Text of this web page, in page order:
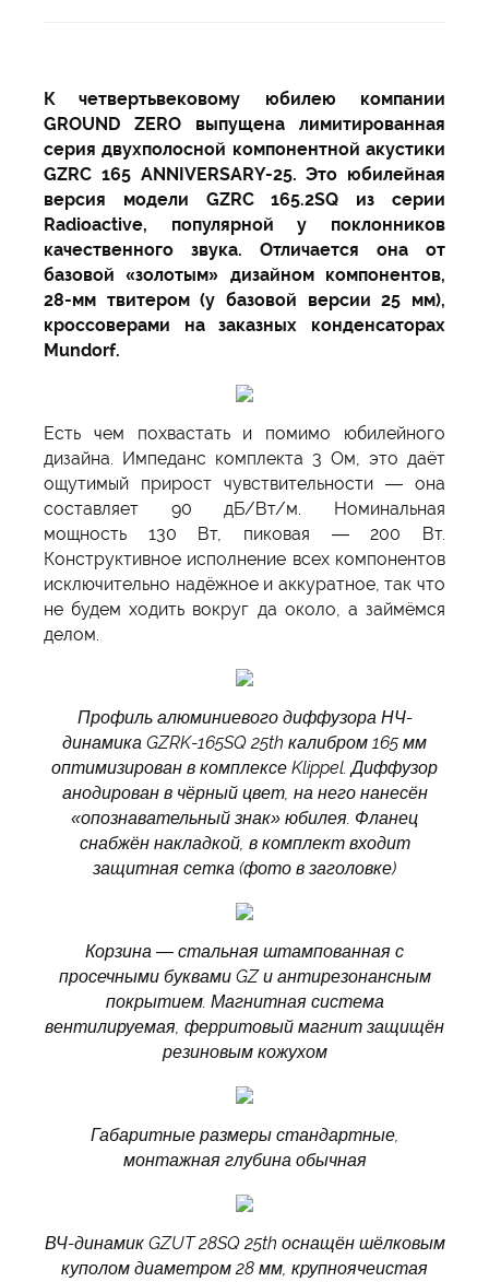
К четвертьвековому юбилею компании
GROUND ZERO выпущена лимитированная
серия двухполосной компонентной акустики
GZRC 165 ANNIVERSARY-25. Это юбилейная
версия модели GZRC 165.2SQ из серии
Radioactive, популярной у поклонников
качественного звука. Отличается она от
базовой «золотым» дизайном компонентов,
28-мм твитером (у базовой версии 25 мм),
кроссоверами на заказных конденсаторах
Mundorf.
Есть чем похвастать и помимо юбилейного
дизайна. Импеданс комплекта 3 Ом, это даёт
ощутимый прирост чувствительности — она
составляет 90 дБ/Вт/м. Номинальная
мощность 130 Вт, пиковая — 200 Вт.
Конструктивное исполнение всех компонентов
исключительно надёжное и аккуратное, так что
не будем ходить вокруг да около, а займёмся
делом.
Профиль алюминиевого диффузора НЧ-
динамика GZRK-165SQ 25th калибром 165 мм
оптимизирован в комплексе Klippel. Диффузор
анодирован в чёрный цвет, на него нанесён
«опознавательный знак» юбилея. Фланец
снабжён накладкой, в комплект входит
защитная сетка (фото в заголовке)
Корзина — стальная штампованная с
просечными буквами GZ и антирезонансным
покрытием. Магнитная система
вентилируемая, ферритовый магнит защищён
резиновым кожухом
Габаритные размеры стандартные,
монтажная глубина обычная
ВЧ-динамик GZUT 28SQ 25th оснащён шёлковым
куполом диаметром 28 мм, крупноячеистая